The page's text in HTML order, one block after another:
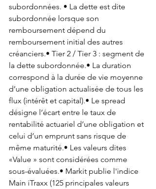
subordonnées. • La dette est dite
subordonnée lorsque son
remboursement dépend du
remboursement initial des autres
créanciers.• Tier 2 / Tier 3 : segment de
la dette subordonnée.• La duration
correspond à la durée de vie moyenne
d’une obligation actualisée de tous les
flux (intérêt et capital).• Le spread
désigne l’écart entre le taux de
rentabilité actuariel d’une obligation et
celui d’un emprunt sans risque de
même maturité.• Les valeurs dites
«Value » sont considérées comme
sous-évaluées.• Markit publie l'indice
Main iTraxx (125 principales valeurs